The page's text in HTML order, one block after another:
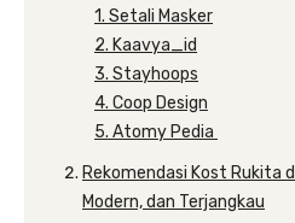
1. Setali Masker
2. Kaavya_id
3. Stayhoops
4. Coop Design
5. Atomy Pedia
Rekomendasi Kost Rukita
Modern, dan Terjangkau